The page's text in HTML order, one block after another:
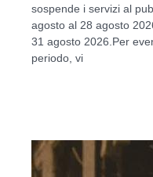
sospende i servizi al
agosto al 28 agosto
31 agosto 2026.Per
periodo, vi